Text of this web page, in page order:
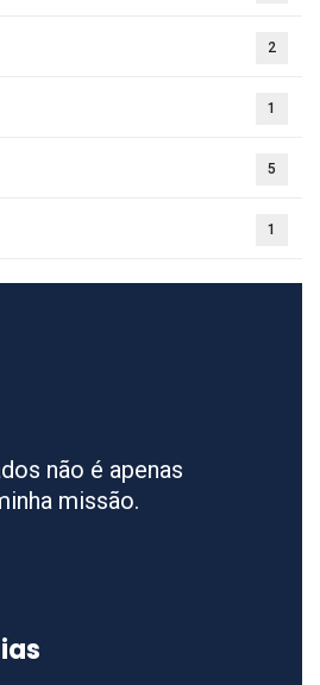
2
1
5
1
não é apenas
missão.